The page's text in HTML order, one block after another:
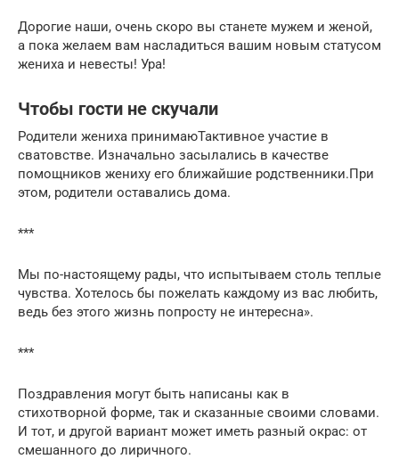
Дорогие наши, очень скоро вы станете мужем и женой,
а пока желаем вам насладиться вашим новым статусом
жениха и невесты! Ура!
Чтобы гости не скучали
Родители жениха принимаюТактивное участие в
сватовстве. Изначально засылались в качестве
помощников жениху его ближайшие родственники.При
этом, родители оставались дома.
***
Мы по-настоящему рады, что испытываем столь теплые
чувства. Хотелось бы пожелать каждому из вас любить,
ведь без этого жизнь попросту не интересна».
***
Поздравления могут быть написаны как в
стихотворной форме, так и сказанные своими словами.
И тот, и другой вариант может иметь разный окрас: от
смешанного до лиричного.